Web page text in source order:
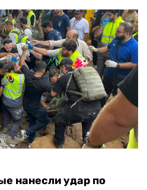
нанесли удар по